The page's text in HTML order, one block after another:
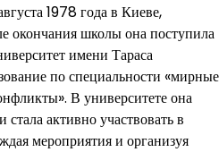
1978 года в Киеве,
школы она поступила
имени Тараса
по специальности «мирные
В университете она
активно участвовать в
мероприятия и организуя